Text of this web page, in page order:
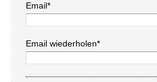
Email*
Email wiederholen*